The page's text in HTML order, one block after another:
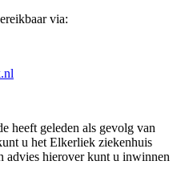
via:
heeft geleden als gevolg van
u het Elkerliek ziekenhuis
advies hierover kunt u inwinnen